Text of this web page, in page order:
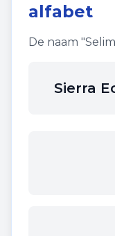
alfabet
De naam "Selim
Sierra